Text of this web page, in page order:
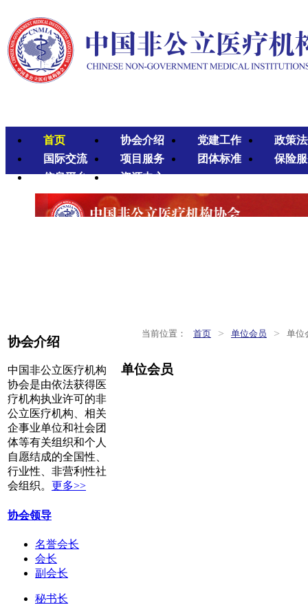
首页 协会介绍 党建工作
政策
国际交流
项目服务 团体标准
保险
信息平台
资源中心
协会介绍
中国非公立医疗机构
协会是由依法获得医
疗机构执业许可的非
公立医疗机构、相关
企事业单位和社会团
体等有关组织和个人
自愿结成的全国性、
行业性、非营利性社
会组织。 更多>>
协会领导
名誉会长
会长
副会长
秘书长
当前位置： 首页 > 单位会员 > 单位
单位会员